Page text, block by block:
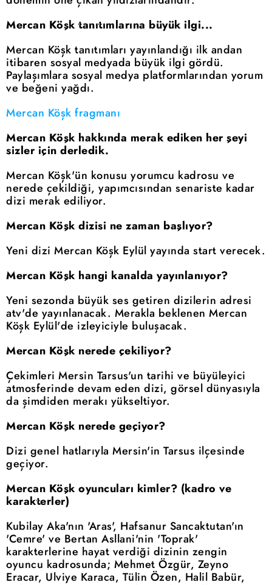
Mercan Köşk tanıtımlarına büyük ilgi...
Mercan Köşk tanıtımları yayınlandığı ilk andan
itibaren sosyal medyada büyük ilgi gördü.
Paylaşımlara sosyal medya platformlarından yorum
ve beğeni yağdı.
Mercan Köşk fragmanı
Mercan Köşk hakkında merak ediken her şeyi
sizler için derledik.
Mercan Köşk'ün konusu yorumcu kadrosu ve
nerede çekildiği, yapımcısından senariste kadar
dizi merak ediliyor.
Mercan Köşk dizisi ne zaman başlıyor?
Yeni dizi Mercan Köşk Eylül yayında start verecek.
Mercan Köşk hangi kanalda yayınlanıyor?
Yeni sezonda büyük ses getiren dizilerin adresi
atv'de yayınlanacak. Merakla beklenen Mercan
Köşk Eylül'de izleyiciyle buluşacak.
Mercan Köşk nerede çekiliyor?
Çekimleri Mersin Tarsus'un tarihi ve büyüleyici
atmosferinde devam eden dizi, görsel dünyasıyla
da şimdiden merakı yükseltiyor.
Mercan Köşk nerede geçiyor?
Dizi genel hatlarıyla Mersin'in Tarsus ilçesinde
geçiyor.
Mercan Köşk oyuncuları kimler? (kadro ve
karakterler)
Kubilay Aka'nın 'Aras', Hafsanur Sancaktutan'ın
'Cemre' ve Bertan Asllani'nin 'Toprak'
karakterlerine hayat verdiği dizinin zengin
oyuncu kadrosunda; Mehmet Özgür, Zeyno
Eracar, Ulviye Karaca, Tülin Özen, Halil Babür,